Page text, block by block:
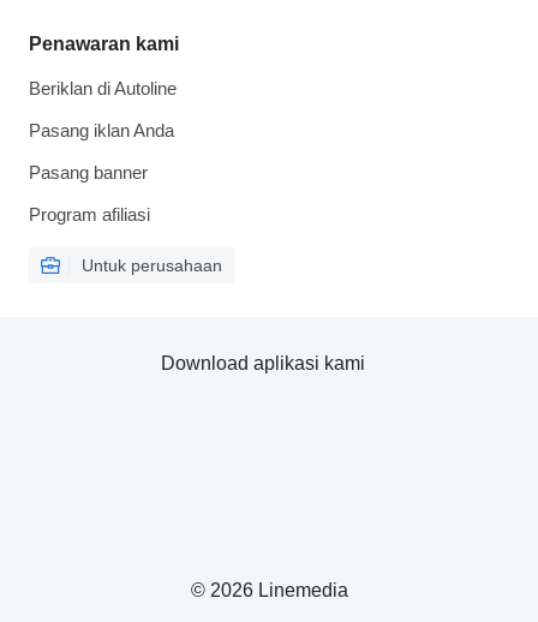
Penawaran kami
Beriklan di Autoline
Pasang iklan Anda
Pasang banner
Program afiliasi
Untuk perusahaan
© 2026 Linemedia
Download aplikasi kami